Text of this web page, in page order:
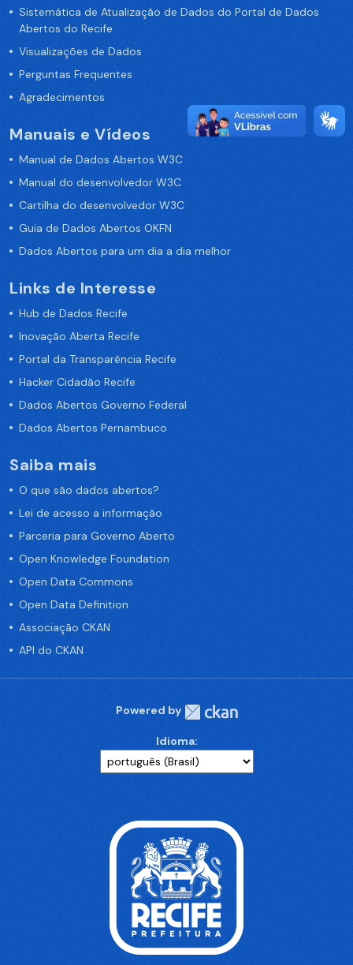
Sistemática de Atualização de Dados do Portal de Dados
Abertos do Recife
Visualizações de Dados
Perguntas Frequentes
Agradecimentos
Manuais e Vídeos
Manual de Dados Abertos W3C
Manual do desenvolvedor W3C
Cartilha do desenvolvedor W3C
Guia de Dados Abertos OKFN
Dados Abertos para um dia a dia melhor
Links de Interesse
Hub de Dados Recife
Inovação Aberta Recife
Portal da Transparência Recife
Hacker Cidadão Recife
Dados Abertos Governo Federal
Dados Abertos Pernambuco
Saiba mais
O que são dados abertos?
Lei de acesso a informação
Parceria para Governo Aberto
Open Knowledge Foundation
Open Data Commons
Open Data Definition
Associação CKAN
API do CKAN
Powered by
Idioma